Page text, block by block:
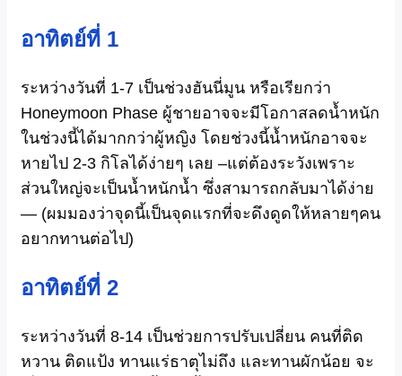
อาทิตย์ที่ 1
ระหว่างวันที่ 1-7 เป็นช่วงฮันนี่มูน หรือเรียกว่า
Honeymoon Phase ผู้ชายอาจจะมีโอกาสลดน้ำหนัก
ในช่วงนี้ได้มากกว่าผู้หญิง โดยช่วงนี้น้ำหนักอาจจะ
หายไป 2-3 กิโลได้ง่ายๆ เลย –แต่ต้องระวังเพราะ
ส่วนใหญ่จะเป็นน้ำหนักน้ำ ซึ่งสามารถกลับมาได้ง่าย
— (ผมมองว่าจุดนี้เป็นจุดแรกที่จะดึงดูดให้หลายๆคน
อยากทานต่อไป)
อาทิตย์ที่ 2
ระหว่างวันที่ 8-14 เป็นช่วยการปรับเปลี่ยน คนที่ติด
หวาน ติดแป้ง ทานแร่ธาตุไม่ถึง และทานผักน้อย จะ